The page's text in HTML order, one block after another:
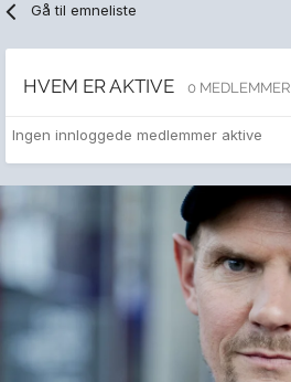
Gå til emneliste
HVEM ER AKTIVE 0 MEDLEMMER
Ingen innloggede medlemmer aktive